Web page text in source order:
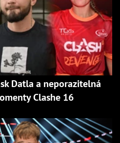
Datla a neporazitelná
Clashe 16